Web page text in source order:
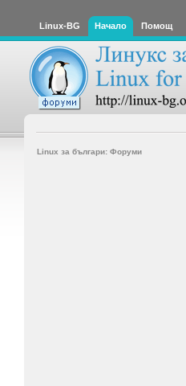
Linux-BG Начало Помощ
Linux за българи: Форуми